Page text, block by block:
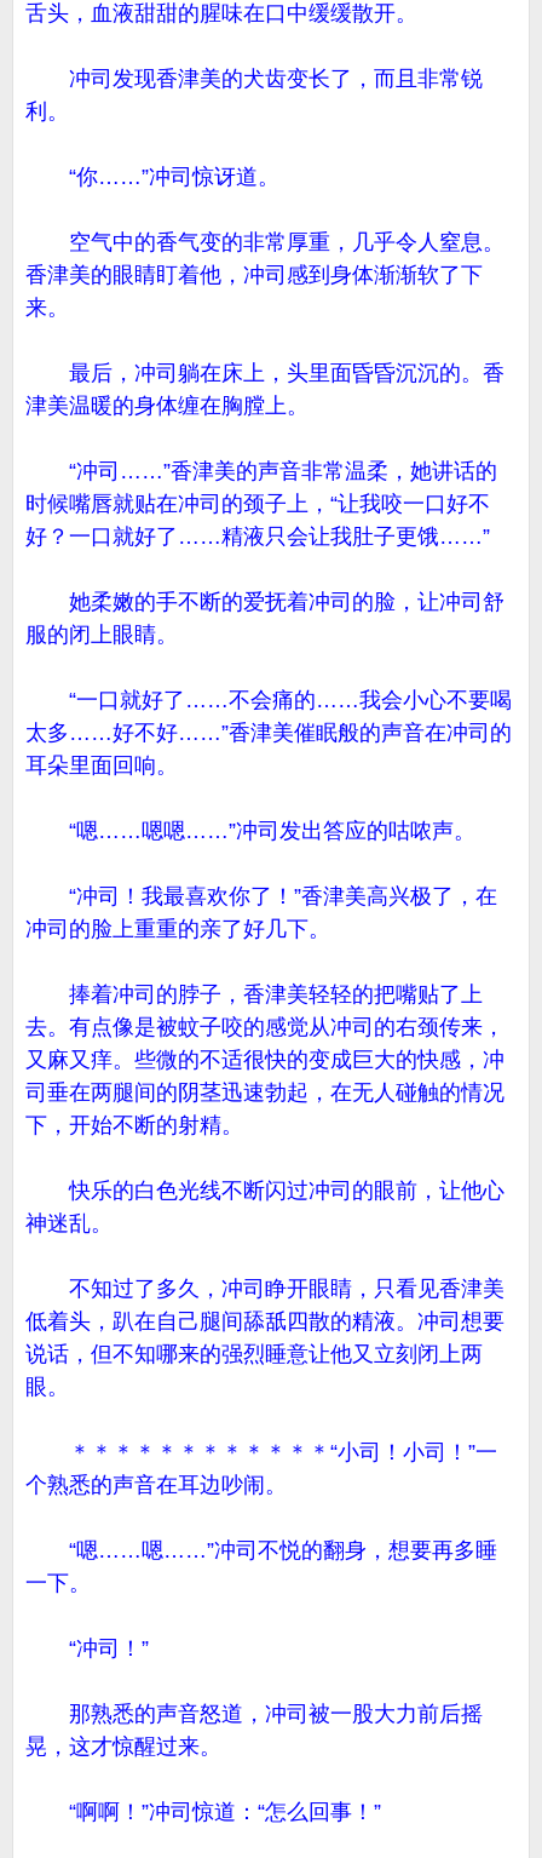
舌头，血液甜甜的腥味在口中缓缓散开。
冲司发现香津美的犬齿变长了，而且非常锐
利。
“你……”冲司惊讶道。
空气中的香气变的非常厚重，几乎令人窒息。
香津美的眼睛盯着他，冲司感到身体渐渐软了下
来。
最后，冲司躺在床上，头里面昏昏沉沉的。香
津美温暖的身体缠在胸膛上。
“冲司……”香津美的声音非常温柔，她讲话的
时候嘴唇就贴在冲司的颈子上，“让我咬一口好不
好？一口就好了……精液只会让我肚子更饿……”
她柔嫩的手不断的爱抚着冲司的脸，让冲司舒
服的闭上眼睛。
“一口就好了……不会痛的……我会小心不要喝
太多……好不好……”香津美催眠般的声音在冲司的
耳朵里面回响。
“嗯……嗯嗯……”冲司发出答应的咕哝声。
“冲司！我最喜欢你了！”香津美高兴极了，在
冲司的脸上重重的亲了好几下。
捧着冲司的脖子，香津美轻轻的把嘴贴了上
去。有点像是被蚊子咬的感觉从冲司的右颈传来，
又麻又痒。些微的不适很快的变成巨大的快感，冲
司垂在两腿间的阴茎迅速勃起，在无人碰触的情况
下，开始不断的射精。
快乐的白色光线不断闪过冲司的眼前，让他心
神迷乱。
不知过了多久，冲司睁开眼睛，只看见香津美
低着头，趴在自己腿间舔舐四散的精液。冲司想要
说话，但不知哪来的强烈睡意让他又立刻闭上两
眼。
＊＊＊＊＊＊＊＊＊＊＊＊“小司！小司！”一
个熟悉的声音在耳边吵闹。
“嗯……嗯……”冲司不悦的翻身，想要再多睡
一下。
“冲司！”
那熟悉的声音怒道，冲司被一股大力前后摇
晃，这才惊醒过来。
“啊啊！”冲司惊道：“怎么回事！”